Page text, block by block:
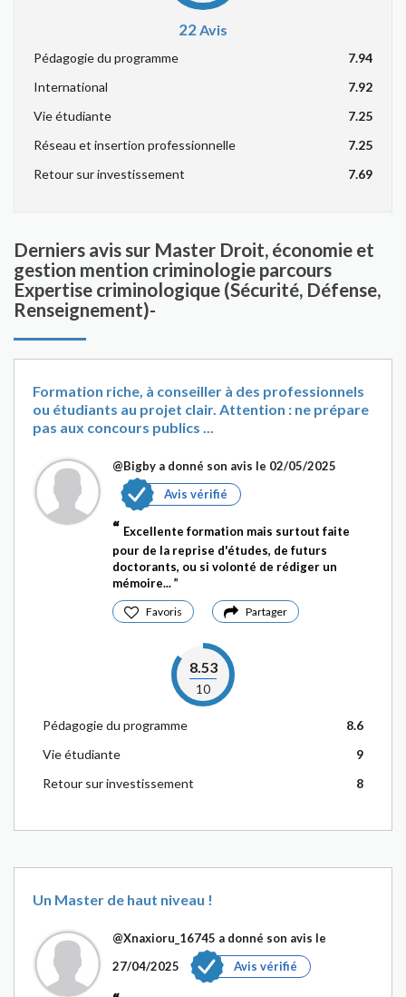
22Avis
Pédagogie du programme
7.94
International
7.92
Vie étudiante
7.25
Réseau et insertion professionnelle
7.25
Retour sur investissement
7.69
Derniers avis sur Master Droit, économie et
gestion mention criminologie parcours
Expertise criminologique (Sécurité, Défense,
Renseignement)-
Formation riche, à conseiller à des professionnels
ou étudiants au projet clair. Attention : ne prépare
pas aux concours publics ...
@Bigby a donné son avis le 02/05/2025
Avis vérifié
Excellente formation mais surtout faite
pour de la reprise d'études, de futurs
doctorants, ou si volonté de rédiger un
mémoire...
Favoris Partager
8.53
10
Pédagogie du programme
8.6
Vie étudiante
9
Retour sur investissement
8
Un Master de haut niveau !
@Xnaxioru_16745 a donné son avis le
27/04/2025
Avis vérifié